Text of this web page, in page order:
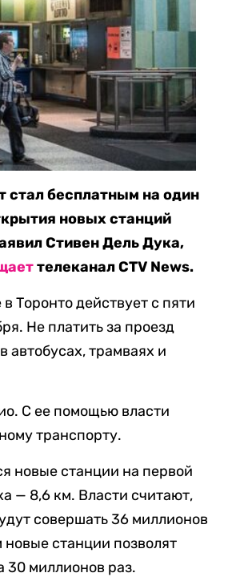
стал бесплатным на один
новых станций
Стивен Дель Дука,
телеканал CTV News.
Торонто действует с пяти
Не платить за проезд
автобусах, трамваях и
С ее помощью власти
транспорту.
новые станции на первой
— 8,6 км. Власти считают,
совершать 36 миллионов
станции позволят
30 миллионов раз.